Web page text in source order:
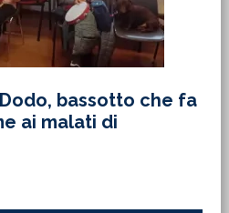
bassotto che fa
ai malati di